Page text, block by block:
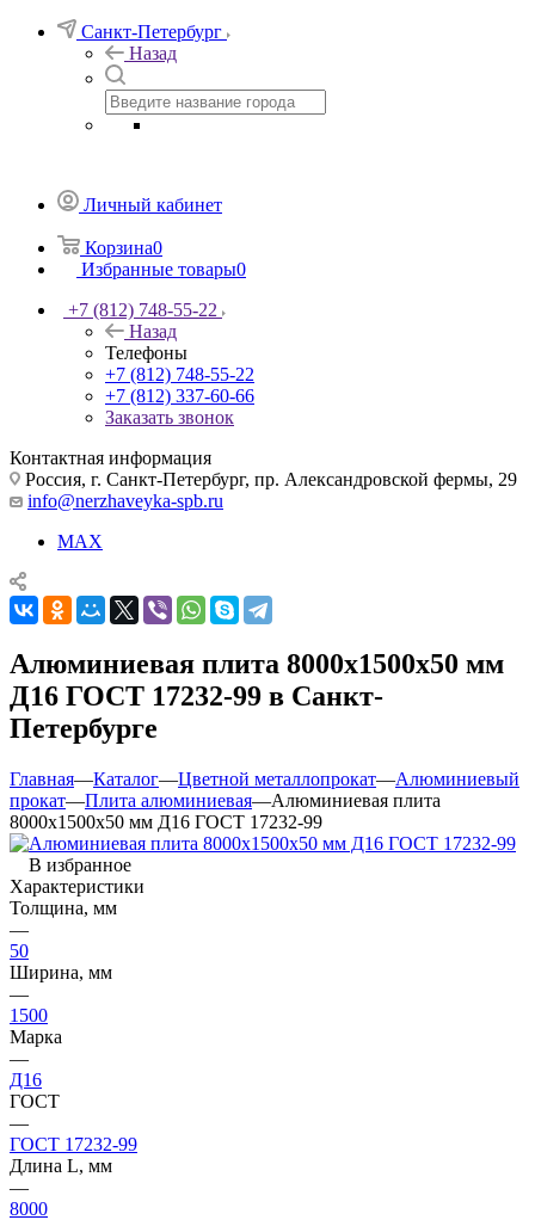
Санкт-Петербург
Назад
Личный кабинет
Корзина0
Избранные товары0
+7 (812) 748-55-22
Назад
Телефоны
+7 (812) 748-55-22
+7 (812) 337-60-66
Заказать звонок
Контактная информация
Россия, г. Санкт-Петербург, пр. Александровской фермы, 29
info@nerzhaveyka-spb.ru
MAX
Алюминиевая плита 8000х1500х50 мм
Д16 ГОСТ 17232-99 в Санкт-
Петербурге
Главная—Каталог—Цветной металлопрокат—Алюминиевый
прокат—Плита алюминиевая—Алюминиевая плита
8000х1500х50 мм Д16 ГОСТ 17232-99
В избранное
Характеристики
Толщина, мм
—
50
Ширина, мм
—
1500
Марка
—
Д16
ГОСТ
—
ГОСТ 17232-99
Длина L, мм
—
8000